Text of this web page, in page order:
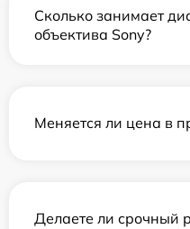
Сколько занимает
объектива Sony?
Меняется ли цена в
Делаете ли срочный